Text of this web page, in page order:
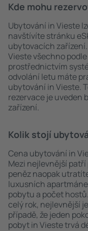
Kde mohu
Ubytování in Vieste
navštívíte stránku
ubytovacích
Vieste všechno
prostřednictvím
odvolání letu máte
ubytování in Vieste.
rezervace je uveden
zařízení.
Kolik stojí
Cena ubytování in
Mezi nejlevnější
peněz naopak
luxusních
pobytu a počet
celý rok, nejlevnější
případě, že jeden
pobyt in Vieste trvá